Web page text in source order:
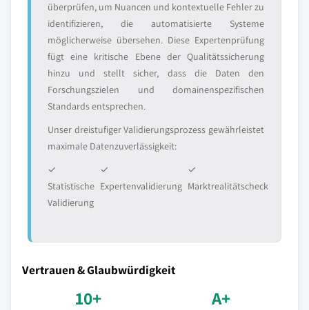
überprüfen, um Nuancen und kontextuelle Fehler zu
identifizieren, die automatisierte Systeme
möglicherweise übersehen. Diese Expertenprüfung
fügt eine kritische Ebene der Qualitätssicherung
hinzu und stellt sicher, dass die Daten den
Forschungszielen und domainenspezifischen
Standards entsprechen.
Unser dreistufiger Validierungsprozess gewährleistet
maximale Datenzuverlässigkeit:
✓
Statistische
Validierung
✓
Expertenvalidierung
✓
Marktrealitätscheck
Vertrauen & Glaubwürdigkeit
10+ A+